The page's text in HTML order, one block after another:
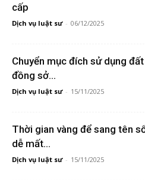
cấp
Dịch vụ luật sư - 06/12/2025
Chuyển mục đích sử dụng
đồng sở...
Dịch vụ luật sư - 15/11/2025
Thời gian vàng để sang tên
dễ mất...
Dịch vụ luật sư - 15/11/2025